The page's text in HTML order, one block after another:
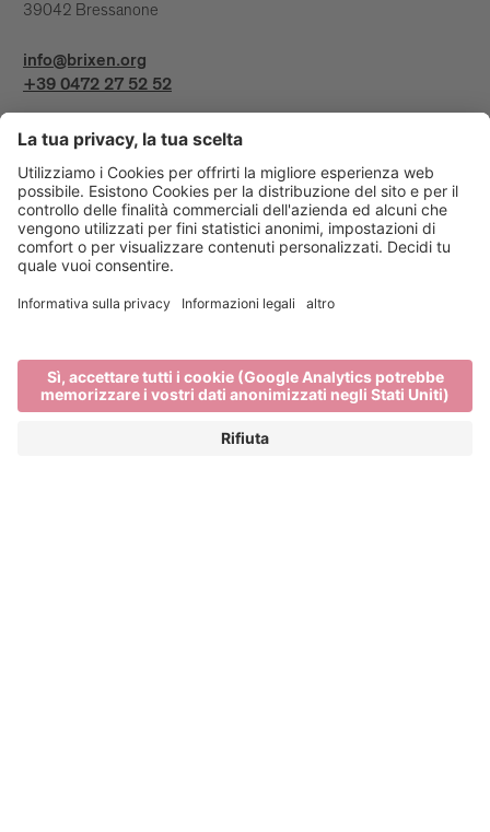
39042 Bressanone
info@brixen.org
+39 0472 27 52 52
Info & Service
Bressanone Turismo viene sostenuto da: